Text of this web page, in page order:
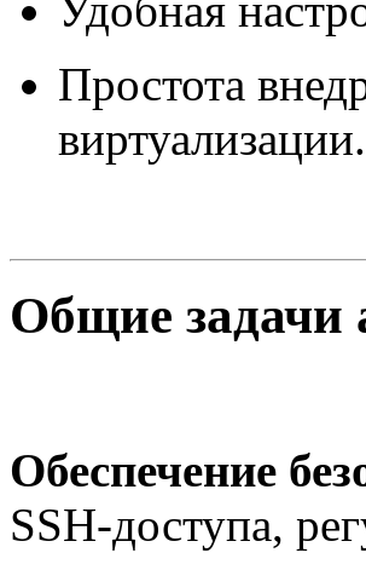
Простота
виртуализации.
Общие задачи
Обеспечение
SSH-доступа,